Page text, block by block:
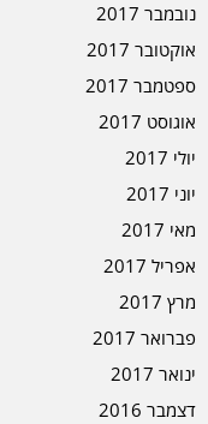
נובמבר 2017
אוקטובר 2017
ספטמבר 2017
אוגוסט 2017
יולי 2017
יוני 2017
מאי 2017
אפריל 2017
מרץ 2017
פברואר 2017
ינואר 2017
דצמבר 2016